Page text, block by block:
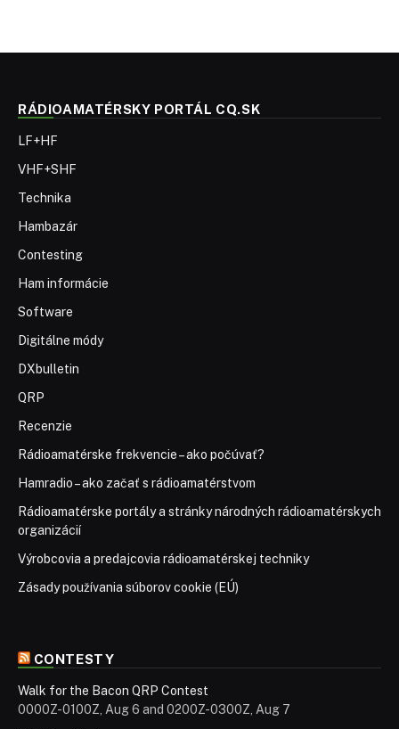
RÁDIOAMATÉRSKY PORTÁL CQ.SK
LF+HF
VHF+SHF
Technika
Hambazár
Contesting
Ham informácie
Software
Digitálne módy
DXbulletin
QRP
Recenzie
Rádioamatérske frekvencie – ako počúvať?
Hamradio – ako začať s rádioamatérstvom
Rádioamatérske portály a stránky národných rádioamatérskych
organizácií
Výrobcovia a predajcovia rádioamatérskej techniky
Zásady používania súborov cookie (EÚ)
CONTESTY
Walk for the Bacon QRP Contest
0000Z-0100Z, Aug 6 and 0200Z-0300Z, Aug 7